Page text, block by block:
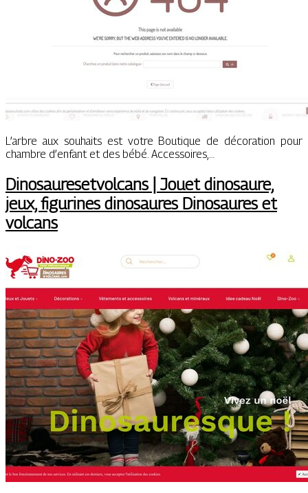
L’arbre aux souhaits est votre Boutique de décoration pour
chambre d’enfant et des bébé. Accessoires,…
Dinosaure­set­vol­cans | Jouet dinosaure,
jeux, figurines dinosaures Dinosaures et
volcans